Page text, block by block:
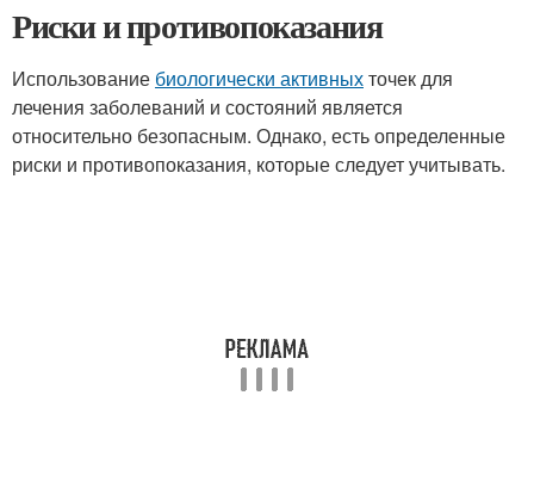
Риски и противопоказания
Использование биологически активныхточек для
лечения заболеваний и состояний является
относительно безопасным. Однако, есть определенные
риски и противопоказания, которые следует учитывать.